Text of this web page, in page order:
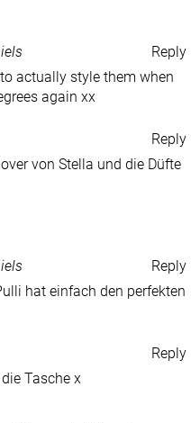
Reply
actually style them when
again xx
Reply
von Stella und die Düfte
Reply
hat einfach den perfekten
Reply
Tasche x